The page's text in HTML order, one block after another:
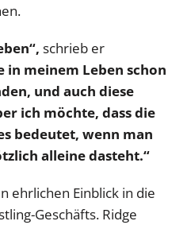
schrieb er
in meinem Leben schon
und auch diese
ich möchte, dass die
bedeutet, wenn man
alleine dasteht.“
ehrlichen Einblick in die
Geschäfts. Ridge